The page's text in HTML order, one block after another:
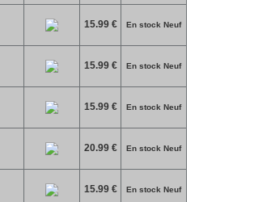
15.99 € En stock Neuf
15.99 € En stock Neuf
15.99 € En stock Neuf
20.99 € En stock Neuf
15.99 € En stock Neuf